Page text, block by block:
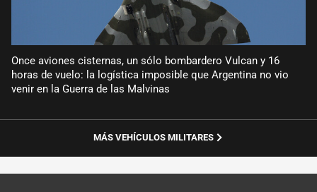
Once aviones cisternas, un sólo bombardero Vulcan y 16
horas de vuelo: la logística imposible que Argentina no vio
venir en la Guerra de las Malvinas
MÁS VEHÍCULOS MILITARES